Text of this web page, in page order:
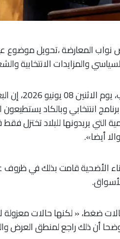
نواب المعارضة ،تحويل موضوع
والمزايدات الانتخابية
وقال أخنوش، خلال جلسة المساءلة
اننتخابي وبالكاد يستطيعون
يريدونها للبلاد تختزل
أيضا».
الأضحية قامت بذلك في ظروف
ضغط، « لكنها حالات معزولة
أن ذلك راجع لمنطق العرض